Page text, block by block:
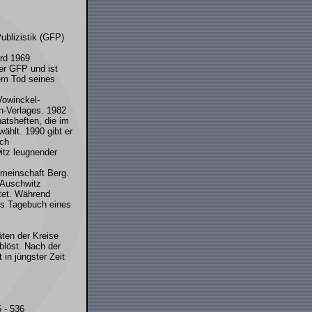
(GFP)
1969
GFP und ist
Tod seines
Verlages. 1982
die im
1990 gibt er
leugnender
Berg.
Während
Tagebuch eines
der Kreise
Nach der
in jüngster Zeit
- 536